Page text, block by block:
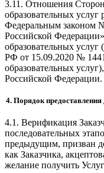
3.11. Отношения
образовательных
Федеральным законом
Российской
образовательных услуг
РФ от 15.09.2020 №
образовательных
Российской Федерации.
4. Порядок
4.1. Верификация
последовательных
предыдущим, призван
как Заказчика,
желание получить